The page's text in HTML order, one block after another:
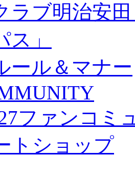
ラブ明治安
ス」
ール＆マナー
ファンコミ
トショップ